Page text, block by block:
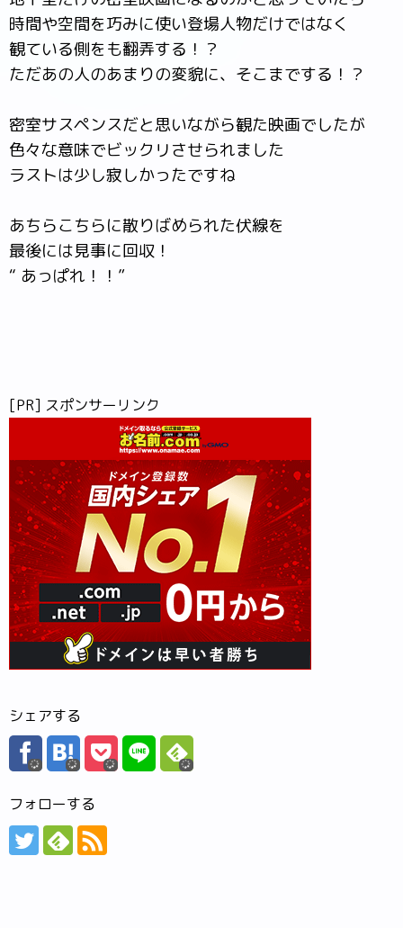
時間や空間を巧みに使い登場人物だけではなく
観ている側をも翻弄する！？
ただあの人のあまりの変貌に、そこまでする！？
密室サスペンスだと思いながら観た映画でしたが
色々な意味でビックリさせられました
ラストは少し寂しかったですね
あちらこちらに散りばめられた伏線を
最後には見事に回収！
“ あっぱれ！！”
[PR] スポンサーリンク
シェアする
フォローする